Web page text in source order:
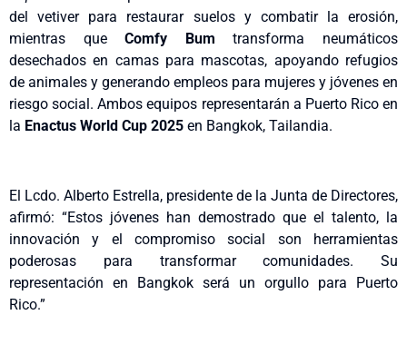
del vetiver para restaurar suelos y combatir la erosión,
mientras queComfy Bum transforma neumáticos
desechados en camas para mascotas, apoyando refugios
de animales y generando empleos para mujeres y jóvenes en
riesgo social. Ambos equipos representarán a Puerto Rico en
la Enactus World Cup 2025 en Bangkok, Tailandia.
El Lcdo. Alberto Estrella, presidente de la Junta de Directores,
afirmó: “Estos jóvenes han demostrado que el talento, la
innovación y el compromiso social son herramientas
poderosas para transformar comunidades. Su
representación en Bangkok será un orgullo para Puerto
Rico.”